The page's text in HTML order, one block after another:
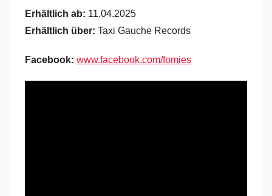
Erhältlich ab: 11.04.2025
Erhältlich über: Taxi Gauche Records
Facebook: www.facebook.com/fomies